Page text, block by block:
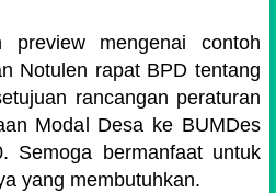
preview mengenai contoh
Notulen rapat BPD tentang
rancangan peraturan
Modal Desa ke BUMDes
Semoga bermanfaat untuk
yang membutuhkan.